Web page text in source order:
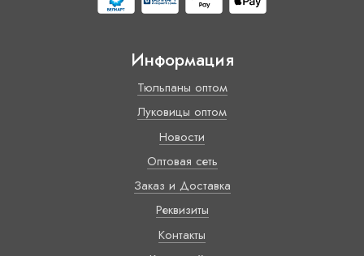
Информация
Тюльпаны оптом
Луковицы оптом
Новости
Оптовая сеть
Заказ и Доставка
Реквизиты
Контакты